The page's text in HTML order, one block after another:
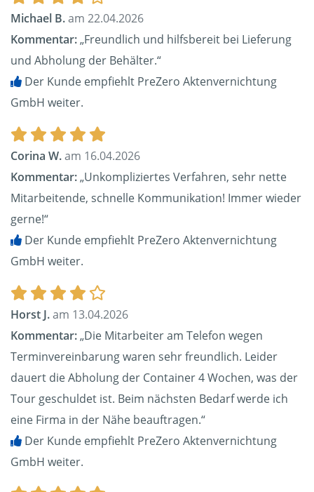
Michael B.am 22.04.2026
Kommentar:„Freundlich und hilfsbereit bei Lieferung
und Abholung der Behälter.“
Der Kunde empfiehlt PreZero Aktenvernichtung
GmbH weiter.
Corina W.am 16.04.2026
Kommentar:„Unkompliziertes Verfahren, sehr nette
Mitarbeitende, schnelle Kommunikation! Immer wieder
gerne!“
Der Kunde empfiehlt PreZero Aktenvernichtung
GmbH weiter.
Horst J.am 13.04.2026
Kommentar:„Die Mitarbeiter am Telefon wegen
Terminvereinbarung waren sehr freundlich. Leider
dauert die Abholung der Container 4 Wochen, was der
Tour geschuldet ist. Beim nächsten Bedarf werde ich
eine Firma in der Nähe beauftragen.“
Der Kunde empfiehlt PreZero Aktenvernichtung
GmbH weiter.